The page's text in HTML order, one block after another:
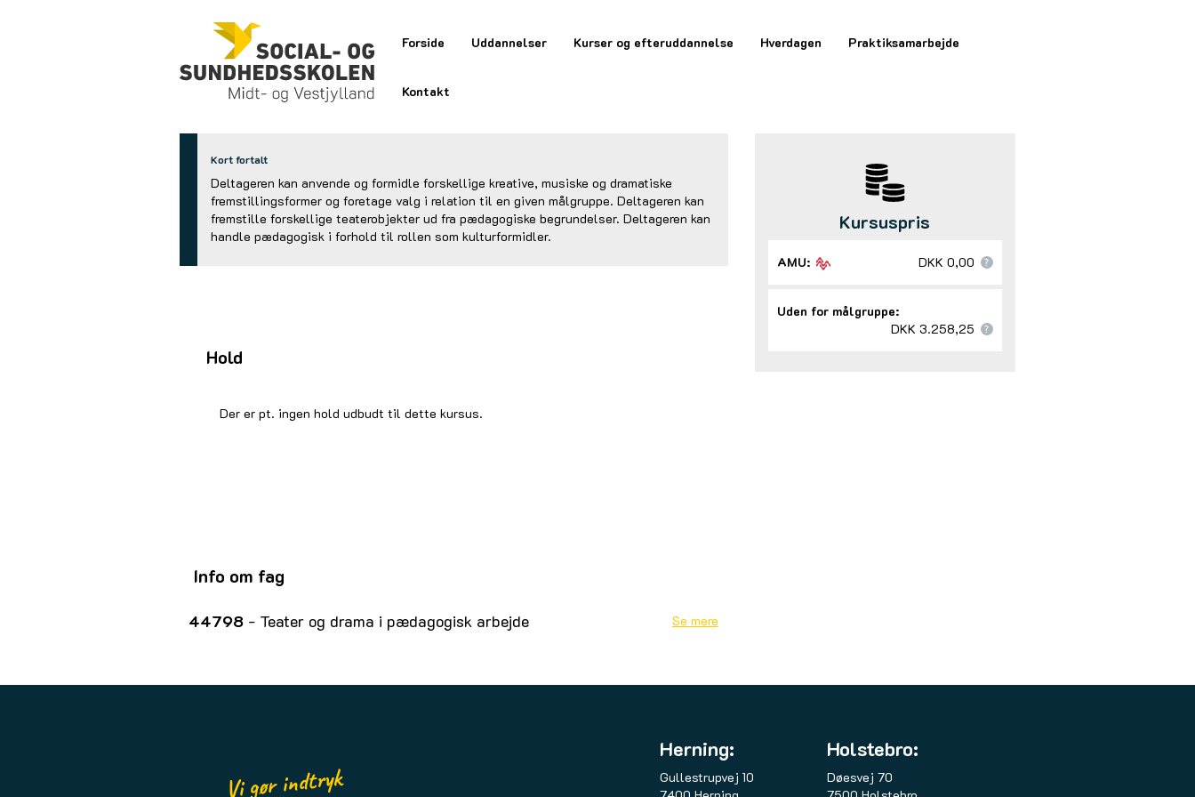
Forside Uddannelser Kurser og efteruddannelse Hverdagen Praktiksamarbejde
Kontakt
Kort fortalt
Deltageren kan anvende og formidle forskellige kreative, musiske og dramatiske
fremstillingsformer og foretage valg i relation til en given målgruppe. Deltageren kan
fremstille forskellige teaterobjekter ud fra pædagogiske begrundelser. Deltageren kan
handle pædagogisk i forhold til rollen som kulturformidler.
Hold
Der er pt. ingen hold udbudt til dette kursus.
Info om fag
44798 - Teater og drama i pædagogisk arbejde Se mere
Kursuspris
AMU: DKK 0,00
Uden for målgruppe:
DKK 3.258,25
Vi gør indtryk
Herning:
Gullestrupvej 10
Holstebro:
Døesvej 70